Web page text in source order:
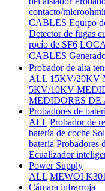
contacto/
CABLES Equipo
Detector de fugas
rocío de SF6
CABLES
Probador de alta
ALL 15KV/20KV
5KV/10KV
MEDIDORES DE
Probadores de
ALL Probador de
batería de coche
batería Probadores
Ecualizador
Power Supply
ALL MEWOI
Cámara infrarroja